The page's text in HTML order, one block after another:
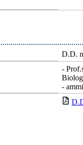
D.D.
-
-